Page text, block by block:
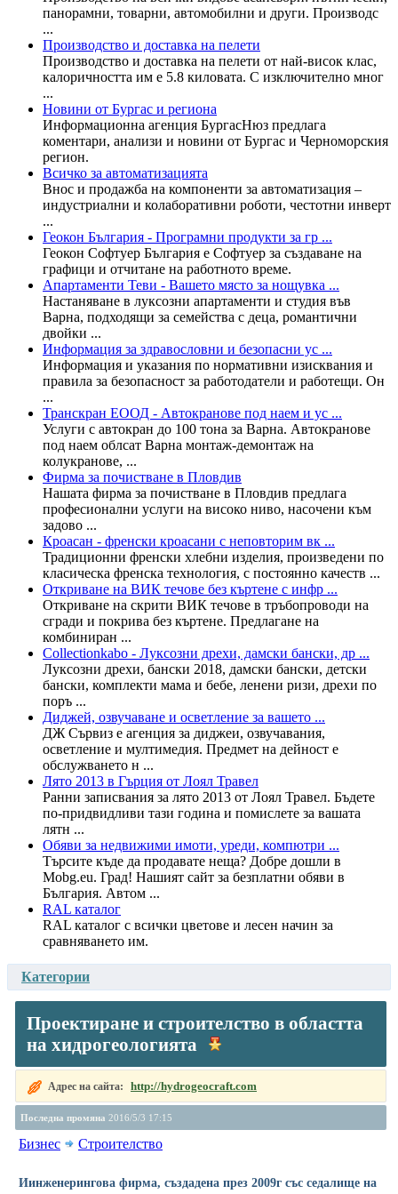
панорамни, товарни, автомобилни и други. Производс
...
Производство и доставка на пелети
Производство и доставка на пелети от най-висок клас,
калоричността им е 5.8 киловата. С изключително мног
...
Новини от Бургас и региона
Информационна агенция БургасНюз предлага
коментари, анализи и новини от Бургас и Черноморския
регион.
Всичко за автоматизацията
Внос и продажба на компоненти за автоматизация –
индустриални и колаборативни роботи, честотни инверт
...
Геокон България - Програмни продукти за гр ...
Геокон Софтуер България е Софтуер за създаване на
графици и отчитане на работното време.
Апартаменти Теви - Вашето място за нощувка ...
Настаняване в луксозни апартаменти и студия във
Варна, подходящи за семейства с деца, романтични
двойки ...
Информация за здравословни и безопасни ус ...
Информация и указания по нормативни изисквания и
правила за безопасност за работодатели и работещи. Он
...
Транскран ЕООД - Автокранове под наем и ус ...
Услуги с автокран до 100 тона за Варна. Автокранове
под наем облсат Варна монтаж-демонтаж на
колукранове, ...
Фирма за почистване в Пловдив
Нашата фирма за почистване в Пловдив предлага
професионални услуги на високо ниво, насочени към
задово ...
Кроасан - френски кроасани с неповторим вк ...
Традиционни френски хлебни изделия, произведени по
класическа френска технология, с постоянно качеств ...
Откриване на ВИК течове без къртене с инфр ...
Откриване на скрити ВИК течове в тръбопроводи на
сгради и покрива без къртене. Предлагане на
комбиниран ...
Collectionkabo - Луксозни дрехи, дамски бански, др ...
Луксозни дрехи, бански 2018, дамски бански, детски
бански, комплекти мама и бебе, ленени ризи, дрехи по
поръ ...
Диджей, озвучаване и осветление за вашето ...
ДЖ Сървиз е агенция за диджеи, озвучавания,
осветление и мултимедия. Предмет на дейност е
обслужването н ...
Лято 2013 в Гърция от Лоял Травел
Ранни записвания за лято 2013 от Лоял Травел. Бъдете
по-придвидливи тази година и помислете за вашата
лятн ...
Обяви за недвижими имоти, уреди, компютри ...
Търсите къде да продавате неща? Добре дошли в
Mobg.eu. Град! Нашият сайт за безплатни обяви в
България. Автом ...
RAL каталог
RAL каталог с всички цветове и лесен начин за
сравняването им.
Категории
Проектиране и строителство в областта
на хидрогеологията
Адрес на сайта: http://hydrogeocraft.com
Последна промяна 2016/5/3 17:15
Бизнес Строителство
Иинженерингова фирма, създадена през 2009г със седалище на